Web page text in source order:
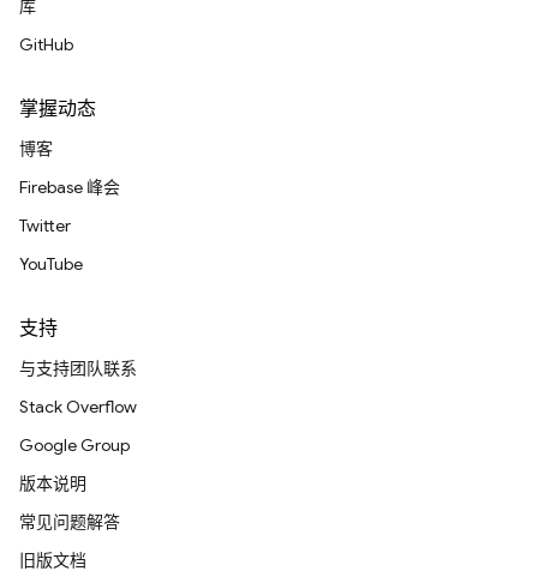
库
GitHub
掌握动态
博客
Firebase 峰会
Twitter
YouTube
支持
与支持团队联系
Stack Overflow
Google Group
版本说明
常见问题解答
旧版文档